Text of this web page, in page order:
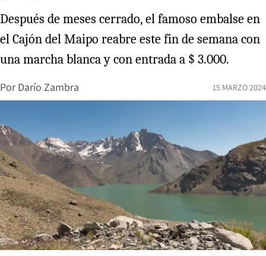
Después de meses cerrado, el famoso embalse en
el Cajón del Maipo reabre este fin de semana con
una marcha blanca y con entrada a $ 3.000.
Por Darío Zambra 15 MARZO 2024